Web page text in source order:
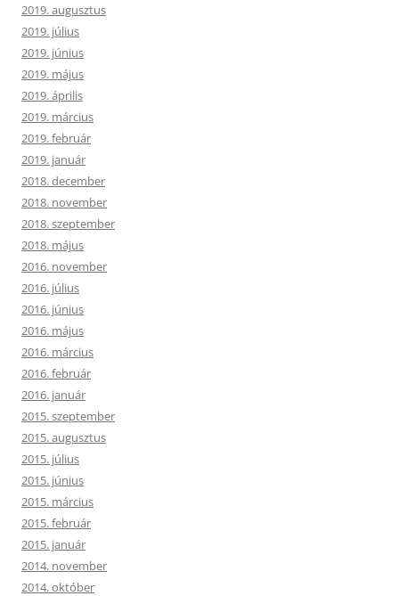
2019. augusztus
2019. július
2019. június
2019. május
2019. április
2019. március
2019. február
2019. január
2018. december
2018. november
2018. szeptember
2018. május
2016. november
2016. július
2016. június
2016. május
2016. március
2016. február
2016. január
2015. szeptember
2015. augusztus
2015. július
2015. június
2015. március
2015. február
2015. január
2014. november
2014. október